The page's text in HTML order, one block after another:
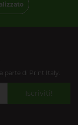
parte di Print Italy.
Iscriviti!